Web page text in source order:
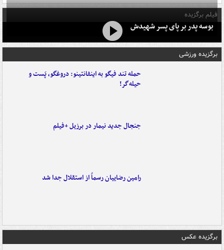
فیلم برگزیده
بوسه‌ پدر بر پای پسر شهیدش
برگزیده ورزشی
حمله تند فیگو به اینفانتینو: دروغگو، پَست‌ و
حیله‌گر!
جنجال جدید نیمار در برزیل +فیلم
رامین رضاییان رسماً از استقلال جدا شد
برگزیده عکس